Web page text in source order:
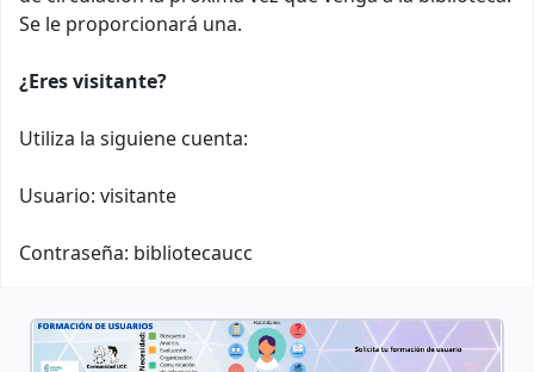
Se le proporcionará una.
¿Eres visitante?
Utiliza la siguiene cuenta:
Usuario: visitante
Contraseña: bibliotecaucc